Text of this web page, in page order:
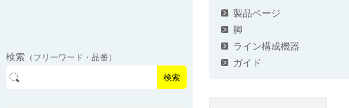
パーフェクトベヤー® / PV（スチール
製）
パーフェクトベヤー® / AP（アルミ
オリプナー
検索 （フリーワード・品番）
検索
製品ページ
脚
ライン構成機器
ガイド